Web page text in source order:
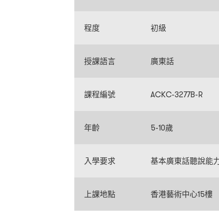
程度 初級
授課語言 廣東話
課程編號 ACKC-3277B-R
年齡 5-10歲
入學要求 基本廣東話聽說能
上課地點 香港藝術中心15樓